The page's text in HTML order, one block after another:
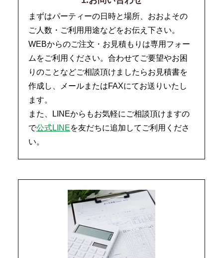
まずはパーティーの日時と場所、おおよその
ご人数・ご利用用途などをお伝え下さい。
WEBからのご注文・お見積もりは専用フォー
ムをご利用ください。合わせてご要望やお困
りのことなどご相談頂けましたらお見積書を
作成し、メールまたはFAXにてお送りいたし
ます。
また、LINEからもお気軽にご相談頂けますの
で公式LINEを友だちに追加してご利用くださ
い。